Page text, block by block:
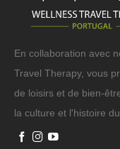
En collaboration avec
Travel Therapy, vous
de loisirs et de bien-
la culture et l'histoire